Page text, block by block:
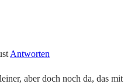
Antworten
aber doch noch da, das mit